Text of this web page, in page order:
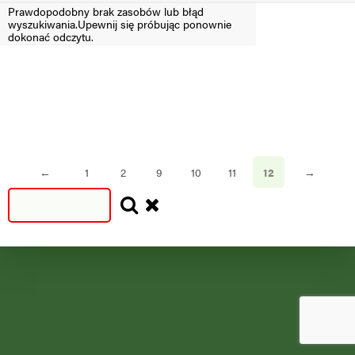
Prawdopodobny brak zasobów lub błąd
wyszukiwania.Upewnij się próbując ponownie
dokonać odczytu.
← 1 2 9 10 11 12 →